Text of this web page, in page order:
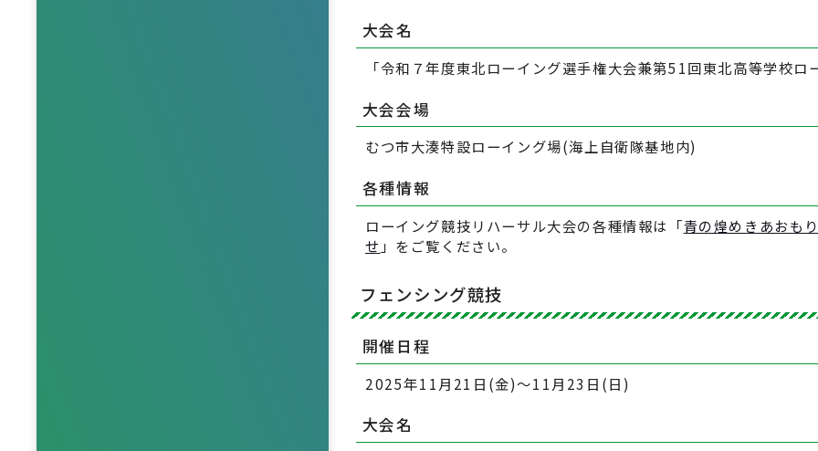
大会名
「令和７年度東北ローイング選手権大会兼第51回東北高等学校ロ
大会会場
むつ市大湊特設ローイング場(海上自衛隊基地内)
各種情報
ローイング競技リハーサル大会の各種情報は「青の煌めきあおも
せ 」をご覧ください。
フェンシング競技
開催日程
2025年11月21日(金)～11月23日(日)
大会名